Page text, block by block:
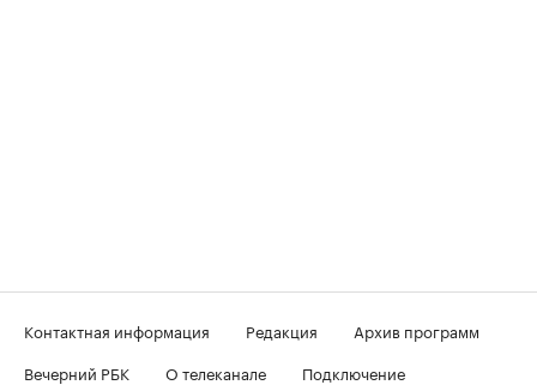
Контактная информация Редакция
Архив программ
Вечерний РБК
О телеканале
Подключение